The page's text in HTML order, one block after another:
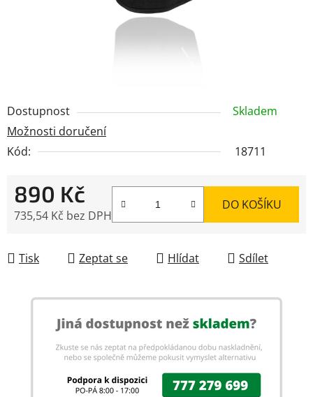
Dostupnost
Skladem
Možnosti doručení
Kód:
18711
890 Kč
735,54 Kč bez DPH
DO KOŠÍKU
Tisk Zeptat se Hlídat Sdílet